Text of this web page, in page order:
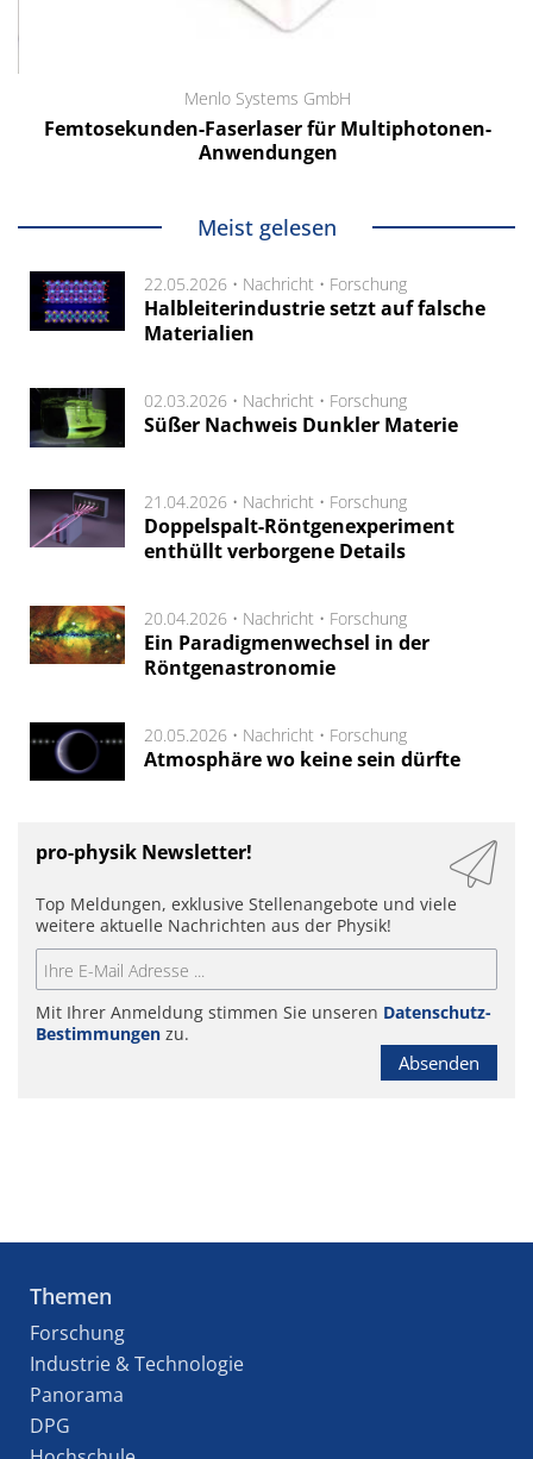
Menlo Systems GmbH
Femtosekunden-Faserlaser für Multiphotonen-
Anwendungen
Meist gelesen
22.05.2026 • Nachricht • Forschung
Halbleiterindustrie setzt auf falsche
Materialien
02.03.2026 • Nachricht • Forschung
Süßer Nachweis Dunkler Materie
21.04.2026 • Nachricht • Forschung
Doppelspalt-Röntgenexperiment
enthüllt verborgene Details
20.04.2026 • Nachricht • Forschung
Ein Paradigmenwechsel in der
Röntgenastronomie
20.05.2026 • Nachricht • Forschung
Atmosphäre wo keine sein dürfte
pro-physik Newsletter!
Top Meldungen, exklusive Stellenangebote und viele
weitere aktuelle Nachrichten aus der Physik!
Mit Ihrer Anmeldung stimmen Sie unseren Datenschutz-
Bestimmungen zu.
Absenden
Themen
Forschung
Industrie & Technologie
Panorama
DPG